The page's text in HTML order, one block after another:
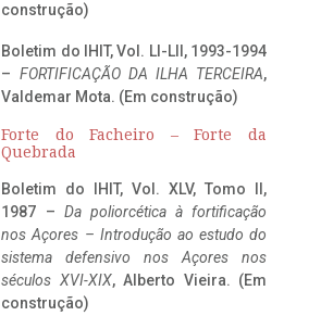
construção)
Boletim do IHIT, Vol. LI-LII, 1993-1994
– FORTIFICAÇÃO DA ILHA TERCEIRA,
Valdemar Mota. (Em construção)
Forte do Facheiro – Forte da
Quebrada
Boletim do IHIT, Vol. XLV, Tomo II,
1987 – Da poliorcética à fortificação
nos Açores – Introdução ao estudo do
sistema defensivo nos Açores nos
séculos XVI-XIX, Alberto Vieira. (Em
construção)